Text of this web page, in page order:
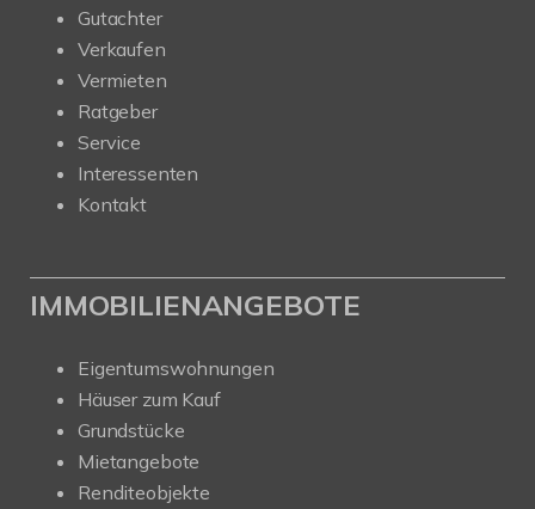
Gutachter
Verkaufen
Vermieten
Ratgeber
Service
Interessenten
Kontakt
IMMOBILIENANGEBOTE
Eigentumswohnungen
Häuser zum Kauf
Grundstücke
Mietangebote
Renditeobjekte